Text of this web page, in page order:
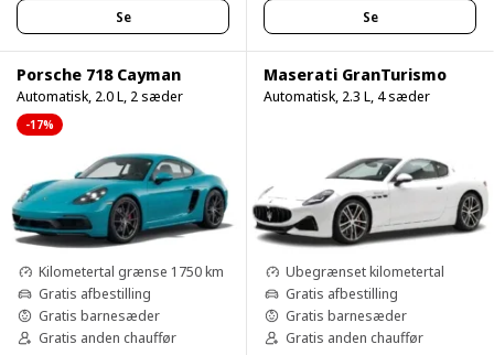
Se Se
Porsche 718 Cayman
Automatisk, 2.0 L, 2 sæder
-17%
Kilometertal grænse 1750 km
Gratis afbestilling
Gratis barnesæder
Gratis anden chauffør
Maserati GranTurismo
Automatisk, 2.3 L, 4 sæder
Ubegrænset kilometertal
Gratis afbestilling
Gratis barnesæder
Gratis anden chauffør